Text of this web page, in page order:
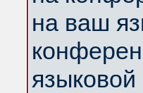
на ваш
языковой